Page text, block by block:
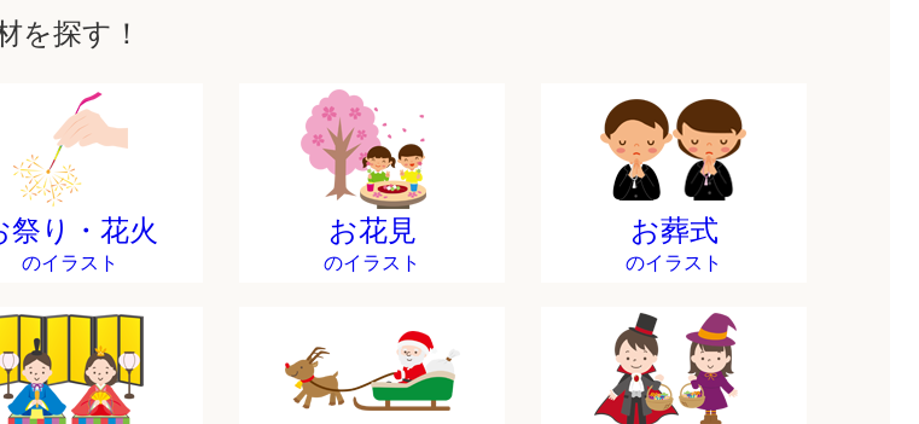
を探す！
祭り・花火
のイラスト
お花見
のイラスト
お葬式
のイラスト